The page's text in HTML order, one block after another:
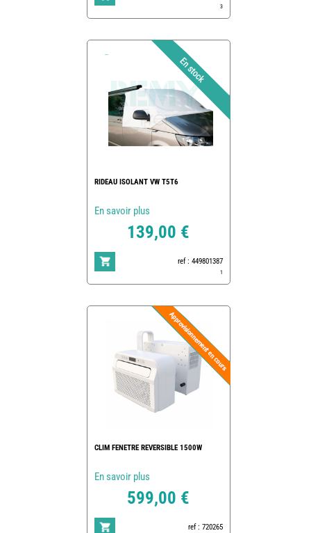
3
RIDEAU ISOLANT VW T5T6
En savoir plus
139,00 €
ref : 449801387
1
CLIM FENETRE REVERSIBLE 1500W
En savoir plus
599,00 €
ref : 720265